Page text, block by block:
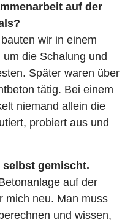
auf der
wir in einem
die Schalung und
Später waren über
tätig. Bei einem
niemand allein die
probiert aus und
selbst gemischt.
auf der
mich neu. Man muss
und wissen,